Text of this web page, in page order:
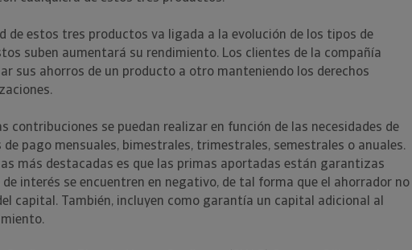
de estos tres productos va ligada a la evolución de los tipos de
suben aumentará su rendimiento. Los clientes de la compañía
sus ahorros de un producto a otro manteniendo los derechos
contribuciones se puedan realizar en función de las necesidades de
pago mensuales, bimestrales, trimestrales, semestrales o anuales.
más destacadas es que las primas aportadas están garantizas
interés se encuentren en negativo, de tal forma que el ahorrador no
capital. También, incluyen como garantía un capital adicional al